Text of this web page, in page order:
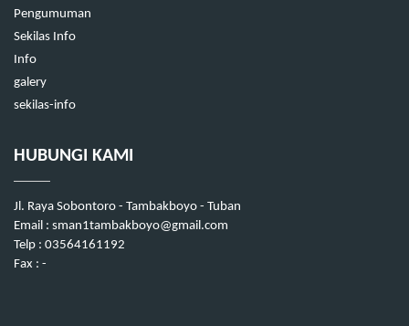
Pengumuman
Sekilas Info
Info
galery
sekilas-info
HUBUNGI KAMI
Jl. Raya Sobontoro - Tambakboyo - Tuban
Email : sman1tambakboyo@gmail.com
Telp : 03564161192
Fax : -